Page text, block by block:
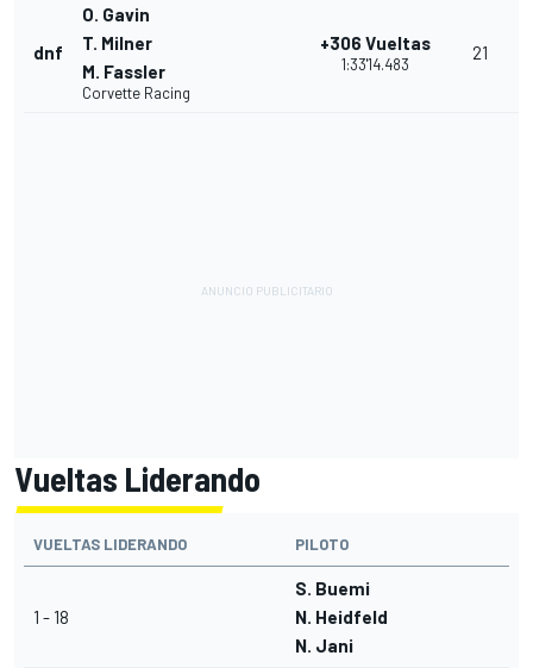
dnf
O. Gavin
T. Milner
M. Fassler
Corvette Racing
+306 Vueltas
1:33'14.483
21
Vueltas Liderando
VUELTAS LIDERANDO PILOTO
1 - 18
S. Buemi
N. Heidfeld
N. Jani